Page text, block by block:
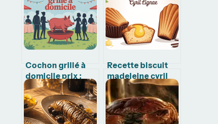
Cochon grillé à
domicile prix :
budget, options
et conseils utiles
Recette biscuit
madeleine cyril
lignac : la
méthode
inratable à la
maison